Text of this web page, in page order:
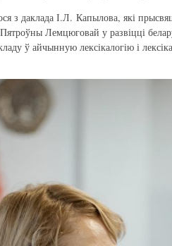
з даклада І.Л. Капылова, які
Лемцюговай у развіцці
ў айчынную лексікалогію і